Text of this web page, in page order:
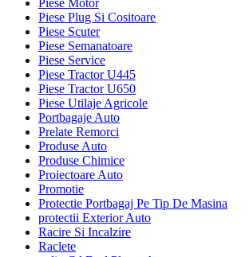
Piese Plug Si Cositoare
Piese Scuter
Piese Semanatoare
Piese Service
Piese Tractor U445
Piese Tractor U650
Piese Utilaje Agricole
Portbagaje Auto
Prelate Remorci
Produse Auto
Produse Chimice
Proiectoare Auto
Promotie
Protectie Portbagaj Pe Tip De Masina
protectii Exterior Auto
Racire Si Incalzire
Raclete